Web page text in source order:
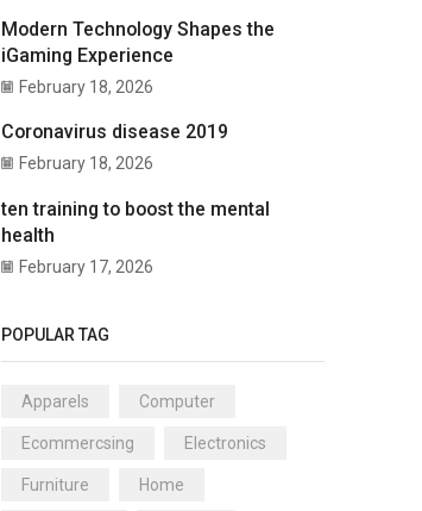
Modern Technology Shapes the
iGaming Experience
February 18, 2026
Coronavirus disease 2019
February 18, 2026
ten training to boost the mental
health
February 17, 2026
POPULAR TAG
Apparels Computer
Ecommercsing Electronics
Furniture Home